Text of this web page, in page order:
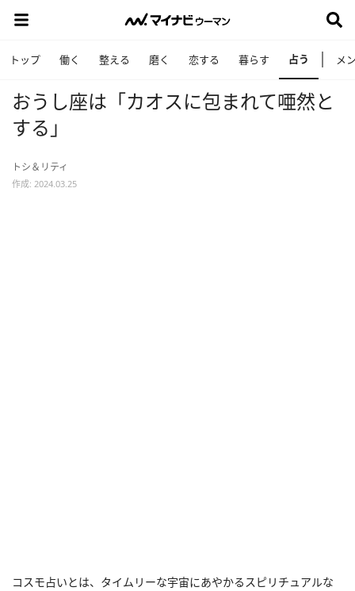
トップ 働く 整える 磨く 恋する 暮らす 占う メ
おうし座は「カオスに包まれて唖然と
する」
トシ＆リティ
作成: 2024.03.25
コスモ占いとは、タイムリーな宇宙にあやかるスピリチュアルな